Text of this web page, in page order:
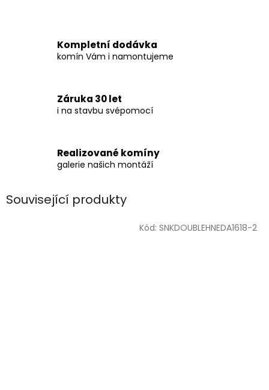
Kompletní dodávka
komín Vám i namontujeme
Záruka 30 let
i na stavbu svépomocí
Realizované komíny
galerie našich montáží
Související produkty
Kód: SNKDOUBLEHNEDA1618-2